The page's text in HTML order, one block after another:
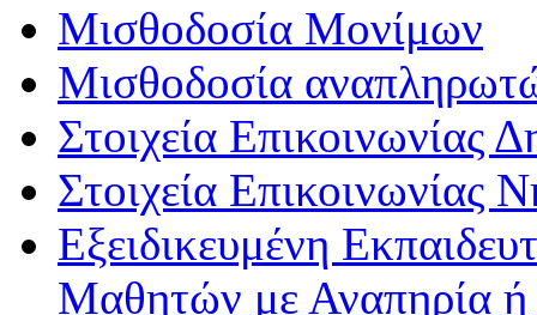
Μισθοδοσία Μονίμων
Μισθοδοσία
Στοιχεία Επικοινωνίας
Στοιχεία Επικοινωνίας
Εξειδικευμένη
Μαθητών με Αναπηρία ή /